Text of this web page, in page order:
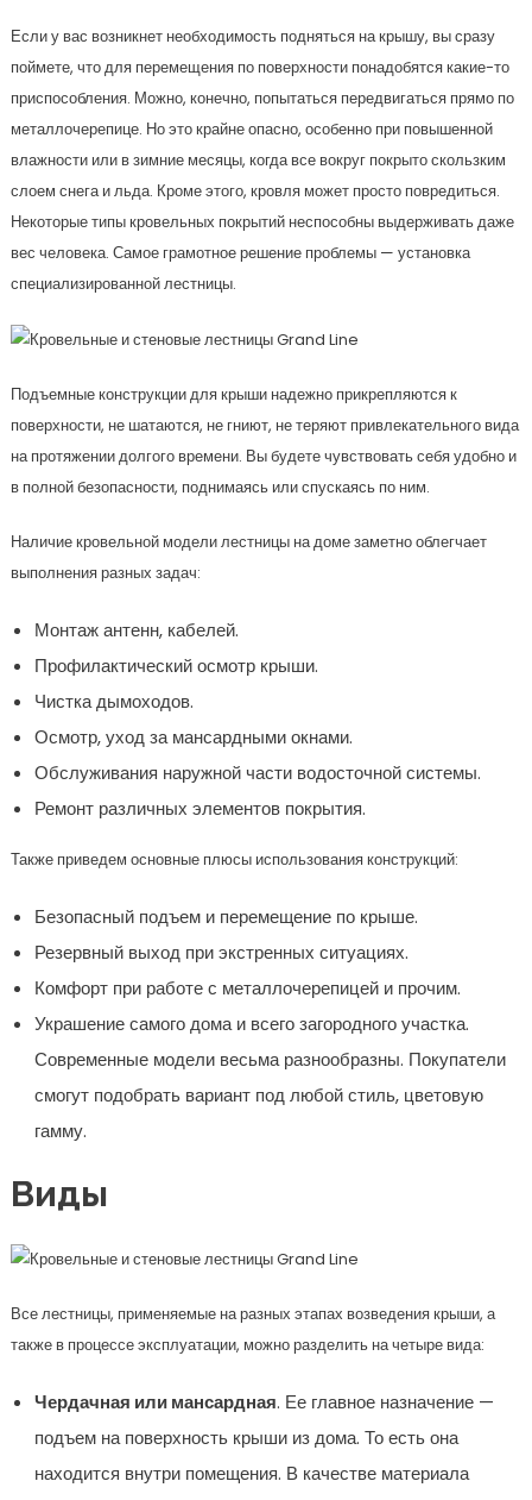
Если у вас возникнет необходимость подняться на крышу, вы сразу
поймете, что для перемещения по поверхности понадобятся какие-то
приспособления. Можно, конечно, попытаться передвигаться прямо по
металлочерепице. Но это крайне опасно, особенно при повышенной
влажности или в зимние месяцы, когда все вокруг покрыто скользким
слоем снега и льда. Кроме этого, кровля может просто повредиться.
Некоторые типы кровельных покрытий неспособны выдерживать даже
вес человека. Самое грамотное решение проблемы — установка
специализированной лестницы.
Подъемные конструкции для крыши надежно прикрепляются к
поверхности, не шатаются, не гниют, не теряют привлекательного вида
на протяжении долгого времени. Вы будете чувствовать себя удобно и
в полной безопасности, поднимаясь или спускаясь по ним.
Наличие кровельной модели лестницы на доме заметно облегчает
выполнения разных задач:
Монтаж антенн, кабелей.
Профилактический осмотр крыши.
Чистка дымоходов.
Осмотр, уход за мансардными окнами.
Обслуживания наружной части водосточной системы.
Ремонт различных элементов покрытия.
Также приведем основные плюсы использования конструкций:
Безопасный подъем и перемещение по крыше.
Резервный выход при экстренных ситуациях.
Комфорт при работе с металлочерепицей и прочим.
Украшение самого дома и всего загородного участка.
Современные модели весьма разнообразны. Покупатели
смогут подобрать вариант под любой стиль, цветовую
гамму.
Виды
Все лестницы, применяемые на разных этапах возведения крыши, а
также в процессе эксплуатации, можно разделить на четыре вида:
Чердачная или мансардная. Ее главное назначение —
подъем на поверхность крыши из дома. То есть она
находится внутри помещения. В качестве материала